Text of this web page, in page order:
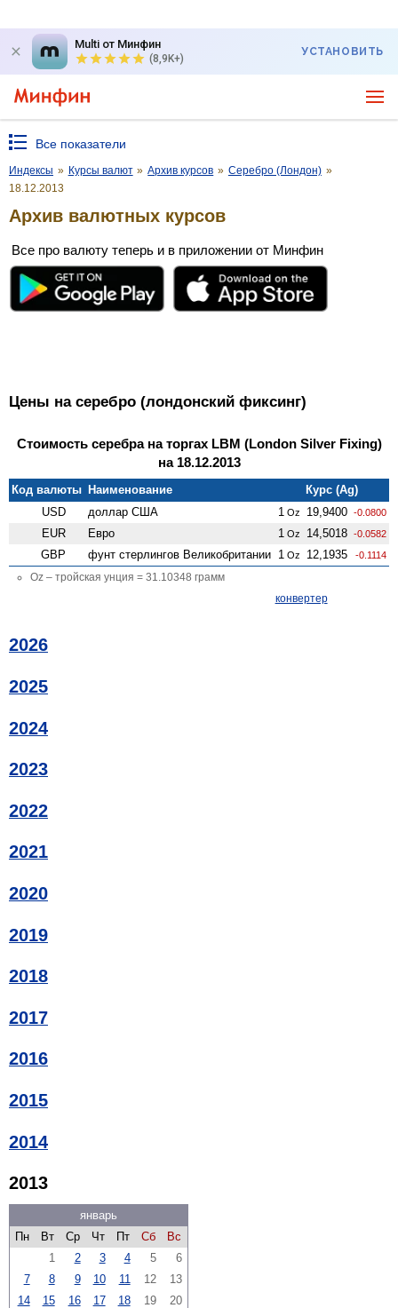
Multi от Минфин
(8,9K+)
УСТАНОВИТЬ
Все показатели
Индексы » Курсы валют » Архив курсов » Серебро (Лондон) »
18.12.2013
Архив валютных курсов
Все про валюту теперь и в приложении от Минфин
Цены на серебро (лондонский фиксинг)
Стоимость серебра на торгах LBM (London Silver Fixing)
на 18.12.2013
Код валюты Наименование
Курс (Ag)
USD
доллар США 1 Oz 19,9400 -0.0800
EUR Евро 1 Oz 14,5018 -0.0582
GBP фунт стерлингов Велико­британии 1 Oz 12,1935 -0.1114
Oz – тройская унция = 31.10348 грамм
конвертер
2026
2025
2024
2023
2022
2021
2020
2019
2018
2017
2016
2015
2014
2013
январь
Пн
Вт Ср Чт Пт Сб
Вс
1
2 3 4 5
6
7
8 9 10 11 12
13
14
15 16 17 18 19
20